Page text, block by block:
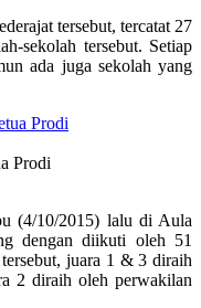
tersebut, tercatat 27
sekolah tersebut. Setiap
ada juga sekolah yang
Prodi
(4/10/2015) lalu di Aula
dengan diikuti oleh 51
juara 1 & 3 diraih
2 diraih oleh perwakilan